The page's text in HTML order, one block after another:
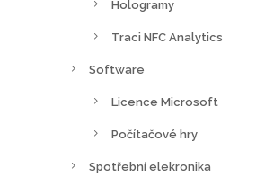
Hologramy
Traci NFC Analytics
Software
Licence Microsoft
Počítačové hry
Spotřební elekronika